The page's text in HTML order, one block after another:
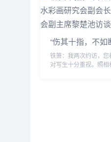
“伤其十指，不如
铁箫：我两次约访，
对写生十分重视。照